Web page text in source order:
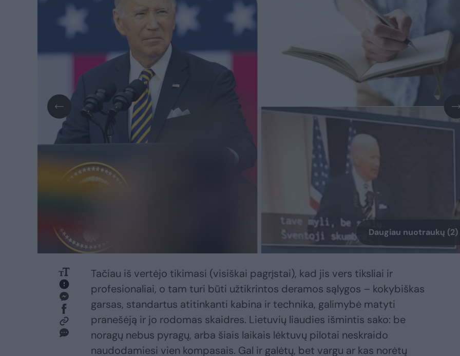
Daugiau nuotraukų (2)
Tačiau iš vertėjo tikimasi (visiškai pagrįstai), kad jis vers tiksliai ir
profesionaliai, o tam turi būti užtikrintos deramos sąlygos – kokybiškas
garsas, standartus atitinkanti kabina ir technika, galimybė matyti
pranešėją ir jo rodomas skaidres. Lietuvių liaudies išmintis sako: be
noragų nebus pyragų, arba šiais laikais lėktuvų pilotai neskraido
naudodamiesi vien kompasais. Gal ir galėtų, bet vargu ar kas norėtų